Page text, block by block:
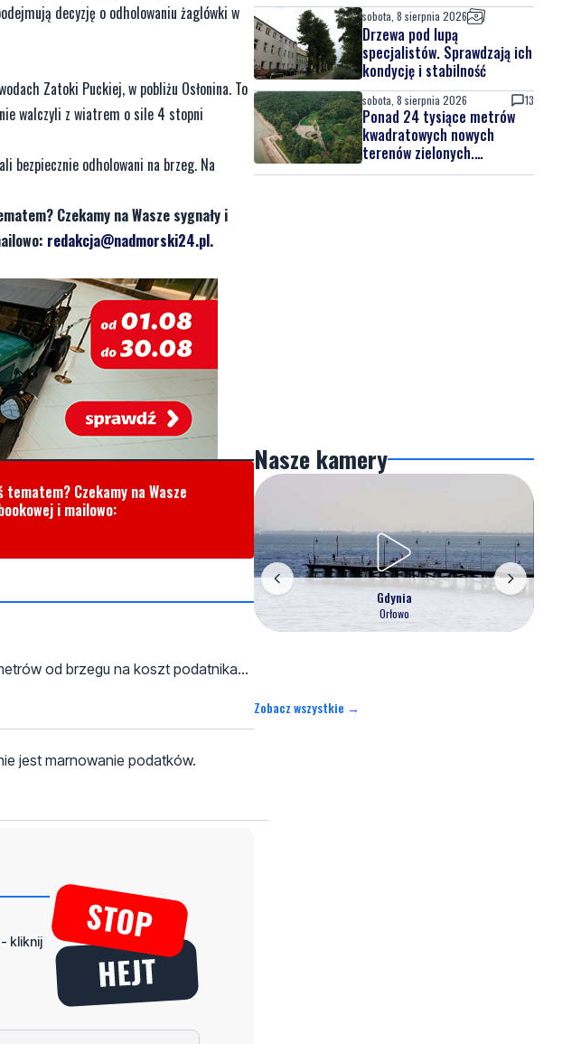
decyzję o odholowaniu żaglówki w
Zatoki Puckiej, w pobliżu Osłonina. To
walczyli z wiatrem o sile 4 stopni
bezpiecznie odholowani na brzeg. Na
Czekamy na Wasze sygnały i
redakcja@nadmorski24.pl.
Czekamy na Wasze
i mailowo:
od brzegu na koszt podatnika...
jest marnowanie podatków.
kliknij
sobota, 8 sierpnia 2026
Drzewa pod lupą
specjalistów. Sprawdzają ich
kondycję i stabilność
sobota, 8 sierpnia 2026 13
Ponad 24 tysiące metrów
kwadratowych nowych
terenów zielonych.
Powstanie nowa przestrzeń
Nasze kamery
Gdynia
Orłowo
Zobacz wszystkie →